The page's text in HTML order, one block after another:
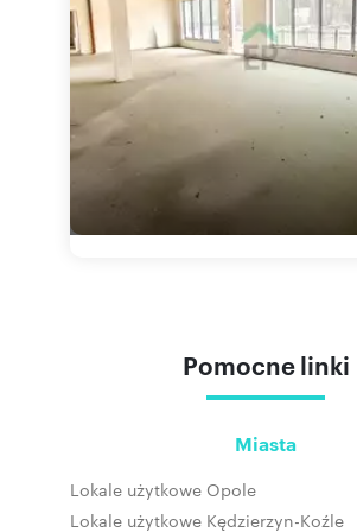
Pomocne linki
Miasta
Lokale użytkowe Opole
Lokale użytkowe Kędzierzyn-Koźle